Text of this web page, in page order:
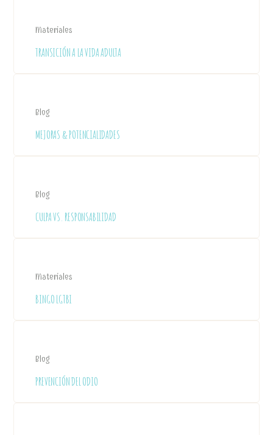
Materiales
TRANSICIÓN A LA VIDA ADULTA
Blog
MEJORAS & POTENCIALIDADES
Blog
CULPA VS. RESPONSABILIDAD
Materiales
BINGO LGTBI
Blog
PREVENCIÓN DEL ODIO